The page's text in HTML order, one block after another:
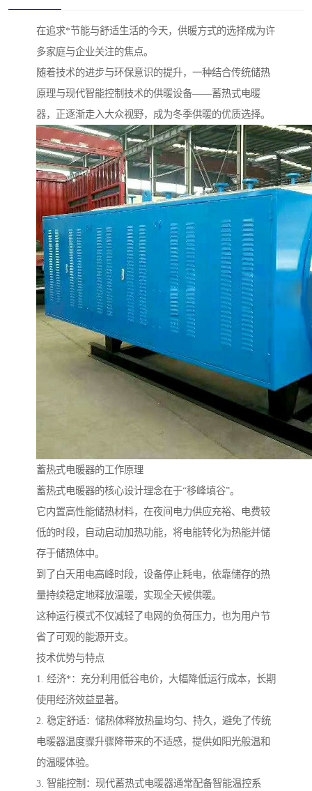
在追求*节能与舒适生活的今天，供暖方式的选择成为许
多家庭与企业关注的焦点。
随着技术的进步与环保意识的提升，一种结合传统储热
原理与现代智能控制技术的供暖设备——蓄热式电暖
器，正逐渐走入大众视野，成为冬季供暖的优质选择。
蓄热式电暖器的工作原理
蓄热式电暖器的核心设计理念在于“移峰填谷”。
它内置高性能储热材料，在夜间电力供应充裕、电费较
低的时段，自动启动加热功能，将电能转化为热能并储
存于储热体中。
到了白天用电高峰时段，设备停止耗电，依靠储存的热
量持续稳定地释放温暖，实现全天候供暖。
这种运行模式不仅减轻了电网的负荷压力，也为用户节
省了可观的能源开支。
技术优势与特点
1. 经济*：充分利用低谷电价，大幅降低运行成本，长期
使用经济效益显著。
2. 稳定舒适：储热体释放热量均匀、持久，避免了传统
电暖器温度骤升骤降带来的不适感，提供如阳光般温和
的温暖体验。
3. 智能控制：现代蓄热式电暖器通常配备智能温控系